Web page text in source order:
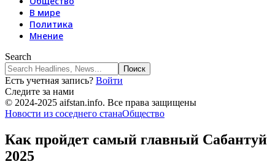
В мире
Политика
Мнение
Search
Есть учетная запись? Войти
Следите за нами
© 2024-2025 aifstan.info. Все права защищены
Новости из соседнего станаОбщество
Как пройдет самый главный Сабантуй
2025